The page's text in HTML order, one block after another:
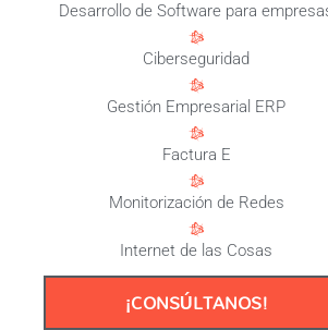
Desarrollo de Software para
Ciberseguridad
Gestión Empresarial ERP
Factura E
Monitorización de Redes
Internet de las Cosas
¡CONSÚLTANOS!